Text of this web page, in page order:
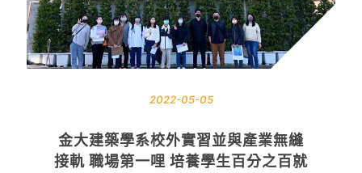
2022-05-05
金大建築學系校外實習並與產業無縫
接軌 職場第一哩 培養學生百分之百就